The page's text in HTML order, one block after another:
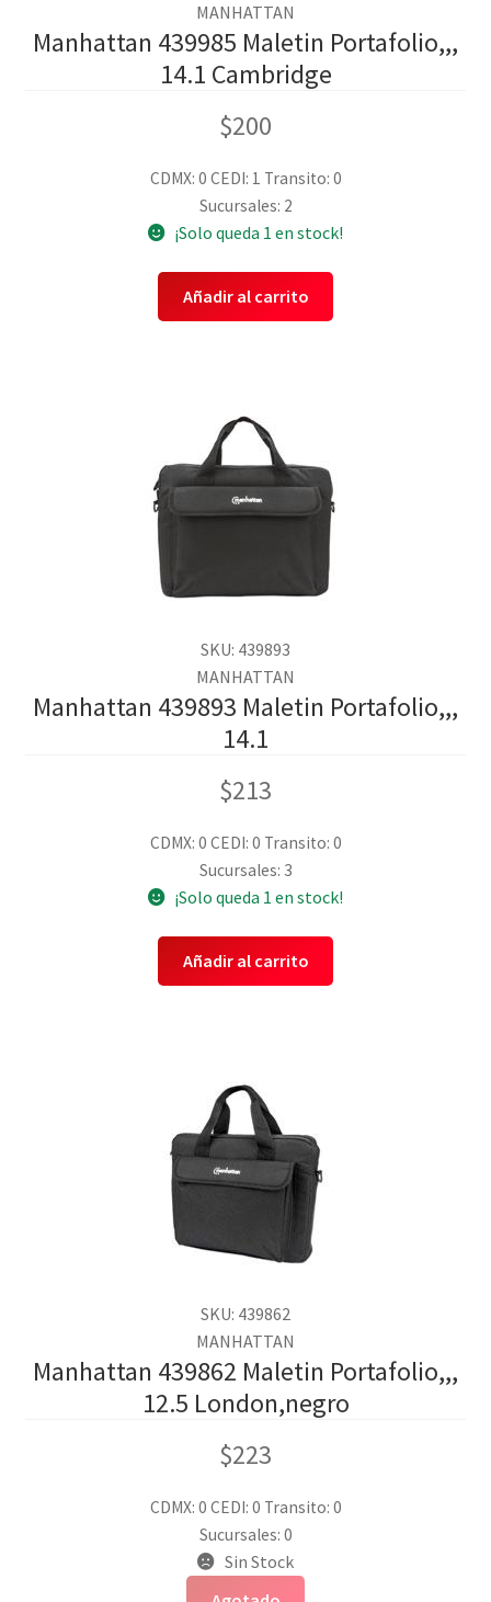
MANHATTAN
Manhattan 439985 Maletin Portafolio,,,
14.1 Cambridge
$200
CDMX: 0 CEDI: 1 Transito: 0
Sucursales: 2
¡Solo queda 1 en stock!
Añadir al carrito
SKU: 439893
MANHATTAN
Manhattan 439893 Maletin Portafolio,,,
14.1
$213
CDMX: 0 CEDI: 0 Transito: 0
Sucursales: 3
¡Solo queda 1 en stock!
Añadir al carrito
SKU: 439862
MANHATTAN
Manhattan 439862 Maletin Portafolio,,,
12.5 London,negro
$223
CDMX: 0 CEDI: 0 Transito: 0
Sucursales: 0
Sin Stock